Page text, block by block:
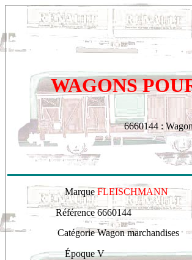
WAGONS
6660144 :
Marque FLEISCHMANN
Référence 6660144
Catégorie Wagon marchandises
Époque V